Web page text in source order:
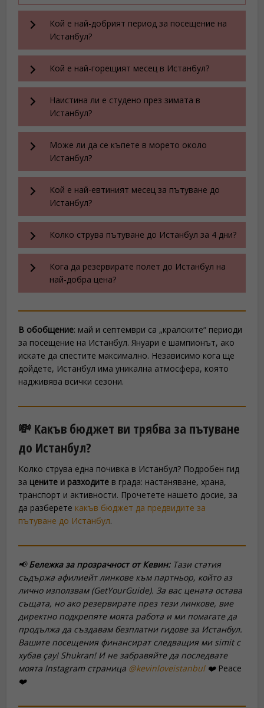
Кой е най-добрият период за посещение на
Истанбул?
Кой е най-горещият месец в Истанбул?
Наистина ли е студено през зимата в
Истанбул?
Може ли да се къпете в морето около
Истанбул?
Кой е най-евтиният месец за пътуване до
Истанбул?
Колко струва пътуване до Истанбул за 4 дни?
Кога да резервирате полет до Истанбул на
най-добра цена?
В обобщение: май и септември са „кралските“ периоди
за посещение на Истанбул. Януари е шампионът, ако
искате да спестите максимално. Независимо кога ще
дойдете, Истанбул има уникална атмосфера, която
надживява всички сезони.
💸 Какъв бюджет ви трябва за пътуване
до Истанбул?
Колко струва една почивка в Истанбул? Подробен гид
за цените и разходите в града: настаняване, храна,
транспорт и активности. Прочетете нашето досие, за
да разберете какъв бюджет да предвидите за
пътуване до Истанбул.
📢Бележка за прозрачност от Кевин:Тази статия
съдържа афилиейт линкове към партньор, който аз
лично използвам (GetYourGuide). За вас цената остава
същата, но ако резервирате през тези линкове, вие
директно подкрепяте моята работа и ми помагате да
продължа да създавам безплатни гидове за Истанбул.
Вашите посещения финансират следващия ми simitс
хубав çay! Shukran! И не забравяйте да последвате
моята Instagram страница @kevinloveistanbul❤️Peace
❤️